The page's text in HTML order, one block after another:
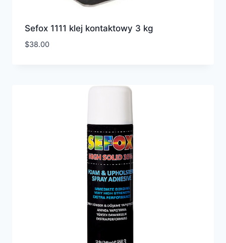
Sefox 1111 klej kontaktowy 3 kg
$38.00